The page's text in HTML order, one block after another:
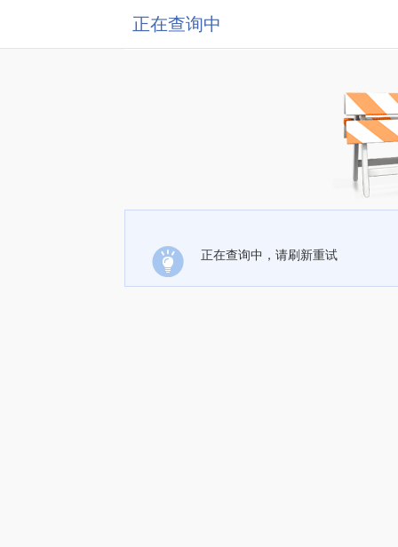
正在查询中
正在查询中，请刷新重试